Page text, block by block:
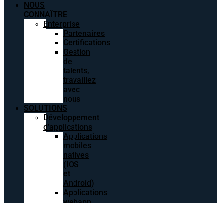
NOUS
CONNAÎTRE
Enterprise
Partenaires
Certifications
Gestion
de
talents,
travaillez
avec
nous
SOLUTIONS
Développement
d’applications
Applications
mobiles
natives
(IOS
et
Android)
Applications